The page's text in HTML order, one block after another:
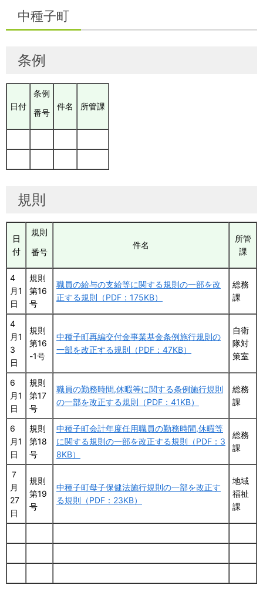
中種子町
条例
日付
条例
番号
件名 所管課
規則
日
付
規則
番号
件名
所管
課
4
月1
日
規則
第16
号
職員の給与の支給等に関する規則の一部を改
正する規則（PDF：175KB）
総務
課
4
月1
3
日
規則
第16
-1号
中種子町再編交付金事業基金条例施行規則の
一部を改正する規則（PDF：47KB）
自衛
隊対
策室
6
月1
日
規則
第17
号
職員の勤務時間,休暇等に関する条例施行規則
の一部を改正する規則（PDF：41KB）
総務
課
6
月1
日
規則
第18
号
中種子町会計年度任用職員の勤務時間,休暇等
に関する規則の一部を改正する規則（PDF：3
8KB）
総務
課
７
月
27
日
規則
第19
号
中種子町母子保健法施行規則の一部を改正す
る規則（PDF：23KB）
地域
福祉
課